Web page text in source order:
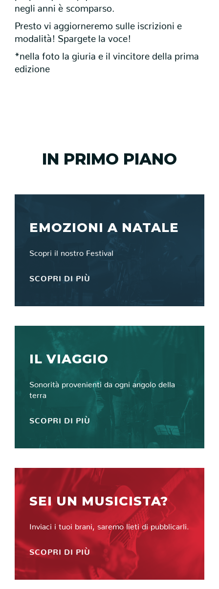
negli anni è scomparso.
Presto vi aggiorneremo sulle iscrizioni e
modalità! Spargete la voce!
*nella foto la giuria e il vincitore della prima
edizione
IN PRIMO PIANO
EMOZIONI A NATALE
Scopri il nostro Festival
SCOPRI DI PIÙ
IL VIAGGIO
Sonorità provenienti da ogni angolo della
terra
SCOPRI DI PIÙ
SEI UN MUSICISTA?
Inviaci i tuoi brani, saremo lieti di pubblicarli.
SCOPRI DI PIÙ